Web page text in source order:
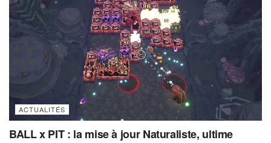
ACTUALITÉS
BALL x PIT : la mise à jour Naturaliste, ultime